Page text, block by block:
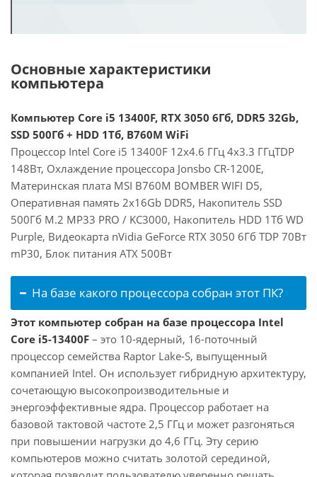
Основные характеристики
компьютера
Компьютер Core i5 13400F, RTX 3050 6Гб, DDR5 32Gb,
SSD 500Гб + HDD 1Тб, B760M WiFi
Процессор Intel Core i5 13400F 12x4.6 ГГц 4x3.3 ГГцTDP
148Вт, Охлаждение процессора Jonsbo CR-1200E,
Материнская плата MSI B760M BOMBER WIFI D5,
Оперативная память 2x16Gb DDR5, Накопитель SSD
500Гб M.2 MP33 PRO / KC3000, Накопитель HDD 1Тб WD
Purple, Видеокарта nVidia GeForce RTX 3050 6Гб TDP 70Вт
mP30, Блок питания ATX 500Вт
На базе какого процессора собран этот ПК?
Этот компьютер собран на базе процессора Intel
Core i5-13400F – это 10-ядерный, 16-поточный
процессор семейства Raptor Lake-S, выпущенный
компанией Intel. Он использует гибридную архитектуру,
сочетающую высокопроизводительные и
энергоэффективные ядра. Процессор работает на
базовой тактовой частоте 2,5 ГГц и может разгоняться
при повышении нагрузки до 4,6 ГГц. Эту серию
компьютеров можно считать золотой серединой,